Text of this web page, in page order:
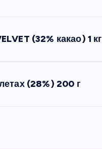
(32% какао) 1 кг
(28%) 200 г